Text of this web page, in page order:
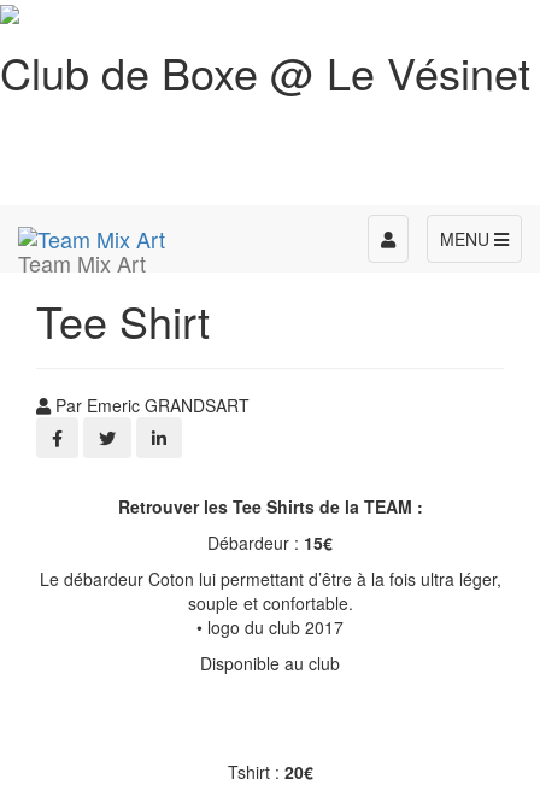
Club de Boxe @ Le Vésinet
Team Mix Art
MENU
Toggle
navigation
Tee Shirt
Par Emeric GRANDSART
Retrouver les Tee Shirts de la TEAM :
Débardeur : 15€
Le débardeur Coton lui permettant d’être à la fois ultra léger,
souple et confortable.
• logo du club 2017
Disponible au club
Tshirt : 20€